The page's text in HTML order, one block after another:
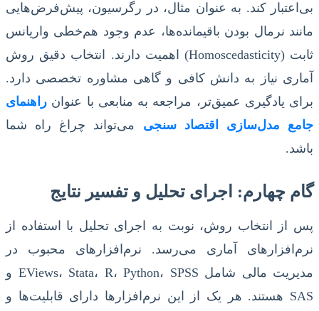
بی‌اعتبار کند. به عنوان مثال، در رگرسیون، پیش‌فرض‌هایی
مانند نرمال بودن باقیمانده‌ها، عدم وجود هم‌خطی واریانس
ثابت (Homoscedasticity) اهمیت دارند. انتخاب دقیق روش
آماری نیاز به دانش کافی و گاهی مشاوره تخصصی دارد.
برای یادگیری عمیق‌تر، مراجعه به منابعی با عنوان راهنمای
جامع مدل‌سازی اقتصاد سنجی می‌تواند چراغ راه شما
باشد.
گام چهارم: اجرای تحلیل و تفسیر نتایج
پس از انتخاب روش، نوبت به اجرای تحلیل با استفاده از
نرم‌افزارهای آماری می‌رسد. نرم‌افزارهای محبوب در
مدیریت مالی شامل EViews، Stata، R، Python، SPSS و
SAS هستند. هر یک از این نرم‌افزارها دارای قابلیت‌ها و